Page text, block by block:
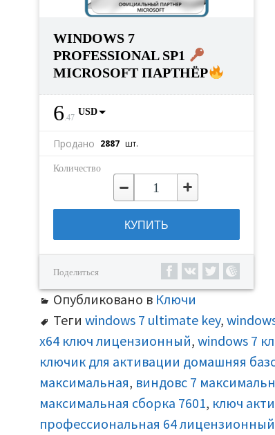
WINDOWS 7
PROFESSIONAL SP1
MICROSOFT ПАРТНЁР
6.47
USD
Продано 2887 шт.
Количество
КУПИТЬ
Поделиться
Опубликовано в Ключи
Тегиwindows 7 ultimate key,
x64 ключ лицензионный,windows 7
ключик для активации домашняя
максимальная, виндовс 7
максимальная сборка 7601, ключ
профессиональная 64